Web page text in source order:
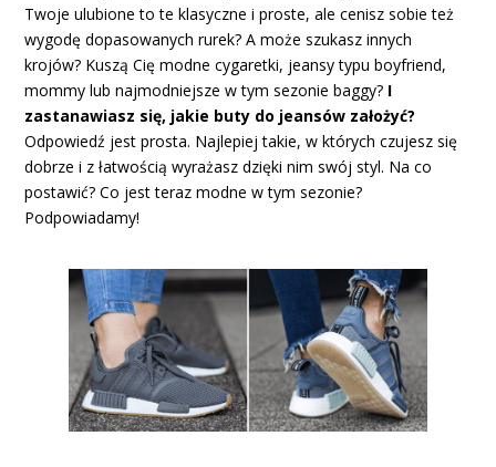
Twoje ulubione to te klasyczne i proste, ale cenisz sobie też
wygodę dopasowanych rurek? A może szukasz innych
krojów? Kuszą Cię modne cygaretki, jeansy typu boyfriend,
mommy lub najmodniejsze w tym sezonie baggy? I
zastanawiasz się, jakie buty do jeansów założyć?
Odpowiedź jest prosta. Najlepiej takie, w których czujesz się
dobrze i z łatwością wyrażasz dzięki nim swój styl. Na co
postawić? Co jest teraz modne w tym sezonie?
Podpowiadamy!